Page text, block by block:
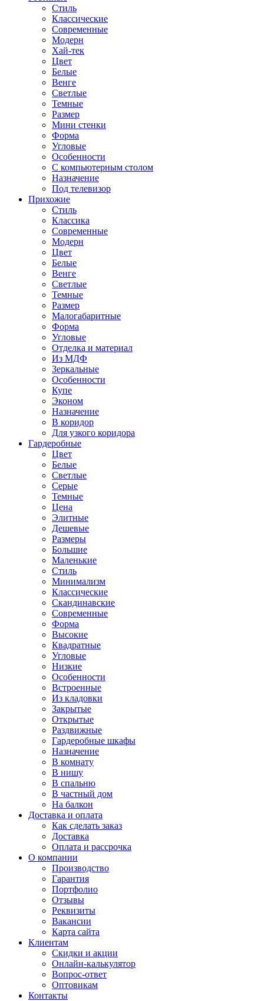
Стиль
Классические
Современные
Модерн
Хай-тек
Цвет
Белые
Венге
Светлые
Темные
Размер
Мини стенки
Форма
Угловые
Особенности
С компьютерным столом
Назначение
Под телевизор
Прихожие
Стиль
Классика
Современные
Модерн
Цвет
Белые
Венге
Светлые
Темные
Размер
Малогабаритные
Форма
Угловые
Отделка и материал
Из МДФ
Зеркальные
Особенности
Купе
Эконом
Назначение
В коридор
Для узкого коридора
Гардеробные
Цвет
Белые
Светлые
Серые
Темные
Цена
Элитные
Дешевые
Размеры
Большие
Маленькие
Стиль
Минимализм
Классические
Скандинавские
Современные
Форма
Высокие
Квадратные
Угловые
Низкие
Особенности
Встроенные
Из кладовки
Закрытые
Открытые
Раздвижные
Гардеробные шкафы
Назначение
В комнату
В нишу
В спальню
В частный дом
На балкон
Доставка и оплата
Как сделать заказ
Доставка
Оплата и рассрочка
О компании
Производство
Гарантия
Портфолио
Отзывы
Реквизиты
Вакансии
Карта сайта
Клиентам
Скидки и акции
Онлайн-калькулятор
Вопрос-ответ
Оптовикам
Контакты